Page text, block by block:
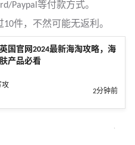
Paypal等付款方式。
件，不然可能无返利。
英国官网2024最新海淘攻略，海
产品必看
攻
2分钟前